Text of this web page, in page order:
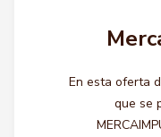
En esta oferta
que se